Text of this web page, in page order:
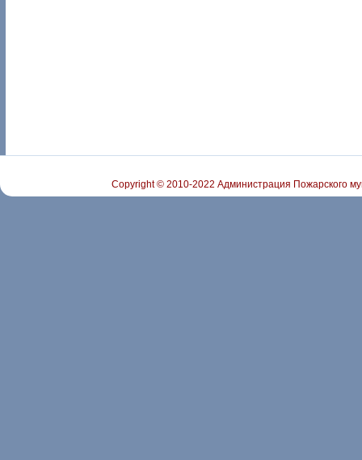
Copyright © 2010-2022 Администрация Пожарского